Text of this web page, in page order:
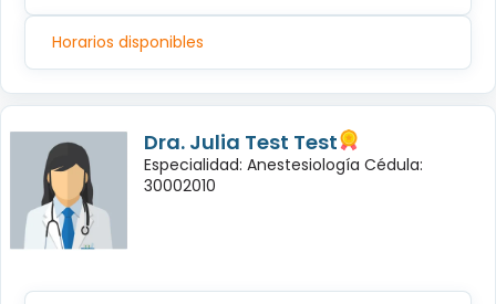
Horarios disponibles
Dra. Julia Test Test
Especialidad: Anestesiología Cédula:
30002010